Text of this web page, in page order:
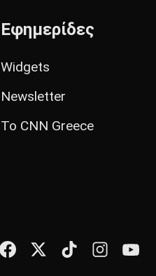
Εφημερίδες
Widgets
Newsletter
Το CNN Greece